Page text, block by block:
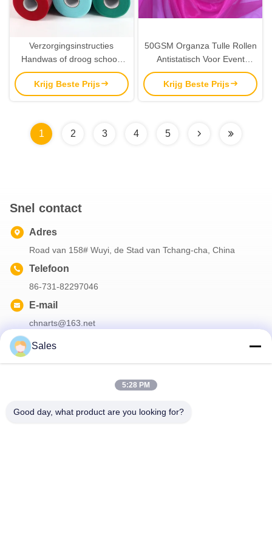
Verzorgingsinstructies
Handwas of droog schoon
Organza Tulle rollen voor
feest
Krijg Beste Prijs
50GSM Organza Tulle Rollen
Antistatisch Voor Event
Decoratie
Krijg Beste Prijs
1 2 3 4 5
Snel contact
Adres
Road van 158# Wuyi, de Stad van Tchang-cha, China
Telefoon
86-731-82297046
E-mail
chnarts@163.net
Abonneer u op onze nieuwsbrief voor kortingen en meer.
Sales
5:28 PM
Good day, what product are you looking for?